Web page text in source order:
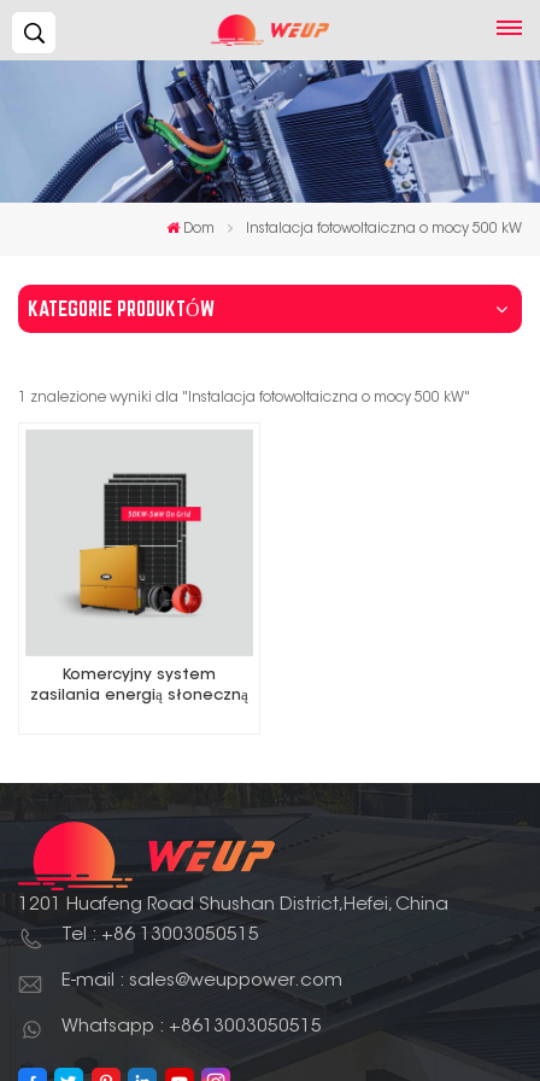
Dom Instalacja fotowoltaiczna o mocy 500 kW
KATEGORIE PRODUKTÓW
1 znalezione wyniki dla "Instalacja fotowoltaiczna o mocy 500 kW"
Komercyjny system
zasilania energią słoneczną
1201 Huafeng Road Shushan District,Hefei, China
Tel : +86 13003050515
E-mail : sales@weuppower.com
Whatsapp : +8613003050515